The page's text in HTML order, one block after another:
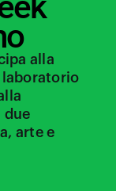
alla
laboratorio
due
arte e